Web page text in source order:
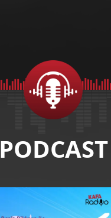
PODCAST